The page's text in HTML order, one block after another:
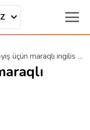
Əsl irəliləyiş üçün maraqlı ingilis dili dərsləri!